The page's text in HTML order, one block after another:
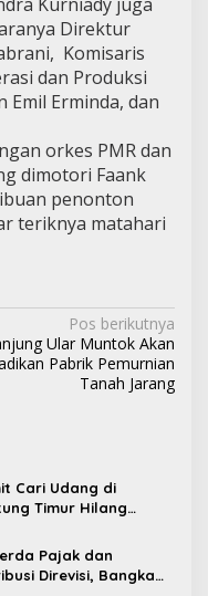
Direktur
Komisaris
dan Produksi
Erminda, dan
orkes PMR dan
dimotori Faank
penonton
teriknya matahari
Pos berikutnya
Ular Muntok Akan
Pabrik Pemurnian
Tanah Jarang
Cari Udang di
Timur Hilang
Kero
Pajak dan
Direvisi, Bangka